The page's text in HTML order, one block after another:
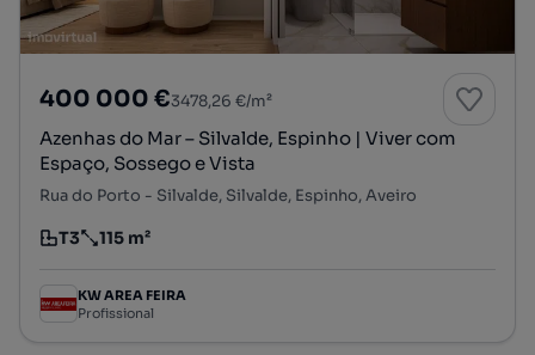
400 000 €3478,26 €/m²
Azenhas do Mar – Silvalde, Espinho | Viver com
Espaço, Sossego e Vista
Rua do Porto - Silvalde, Silvalde, Espinho, Aveiro
Tipologia
T3
Preço por metro quadrado
115 m²
KW AREA FEIRA
Profissional